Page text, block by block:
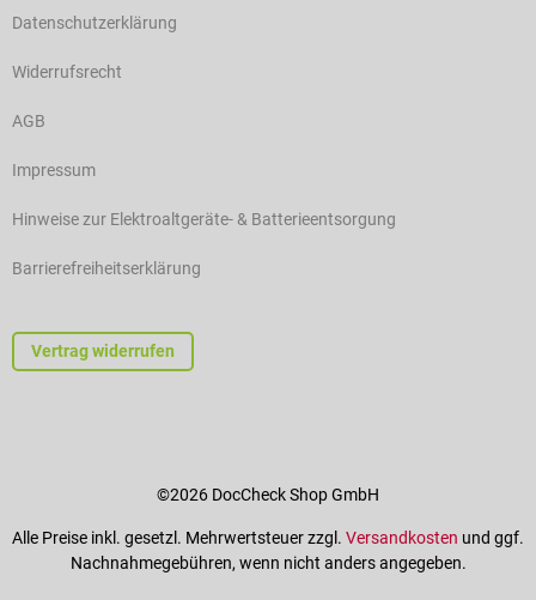
Datenschutzerklärung
Widerrufsrecht
AGB
Impressum
Hinweise zur Elektroaltgeräte- & Batterieentsorgung
Barrierefreiheitserklärung
Vertrag widerrufen
©2026 DocCheck Shop GmbH
Alle Preise inkl. gesetzl. Mehrwertsteuer zzgl. Versandkosten und ggf.
Nachnahmegebühren, wenn nicht anders angegeben.